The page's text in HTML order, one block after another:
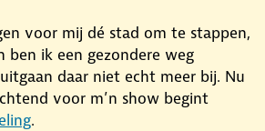
voor mij dé stad om te stappen,
ben ik een gezondere weg
daar niet echt meer bij. Nu
voor m’n show begint
.